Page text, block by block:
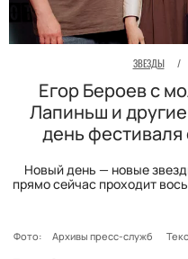
ЗВЕЗДЫ /
Егор Бероев с
Лапиньш и
день
Новый день — новые
прямо сейчас проходит
Фото: Архивы пресс-служб